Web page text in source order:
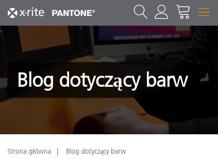
Blog dotyczący barw
Strona główna Blog dotyczący barw